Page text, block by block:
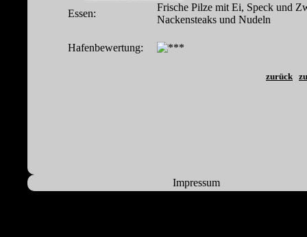
Essen:
Frische Pilze mit Ei, Speck und
Nackensteaks und Nudeln
Hafenbewertung:
zurück
Impressum